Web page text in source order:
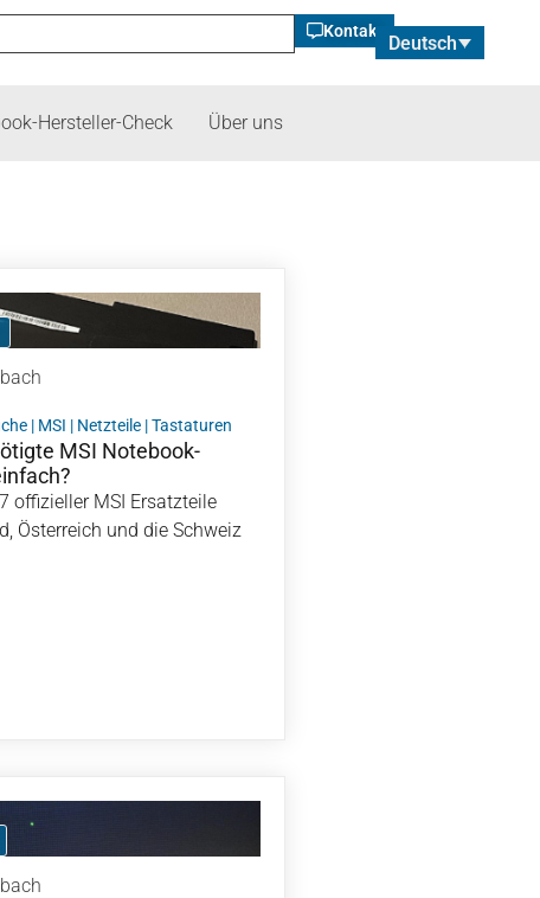
Kontakt
Deutsch
Hersteller-Check Über uns
| MSI | Netzteile |Tastaturen
MSI Notebook-
offizieller MSI Ersatzteile
Österreich und die Schweiz